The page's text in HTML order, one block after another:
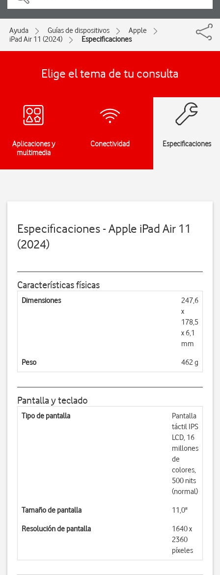
Ayuda Guías de dispositivos
Apple
iPad Air 11 (2024)
Especificaciones
Elige el tema de tu consulta
Aplicaciones y
multimedia
Conectividad Especificaciones
Especificaciones - Apple iPad Air 11
(2024)
Características físicas
Dimensiones
247,6
x
178,5
x 6,1
mm
Peso 462 g
Pantalla y teclado
Tipo de pantalla
Pantalla
táctil IPS
LCD, 16
millones
de
colores,
500 nits
(normal)
Tamaño de pantalla 11,0"
Resolución de pantalla
1640 x
2360
píxeles